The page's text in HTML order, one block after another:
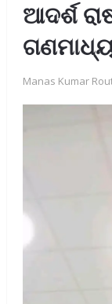
ଆଦର୍ଶ
Manas Kumar